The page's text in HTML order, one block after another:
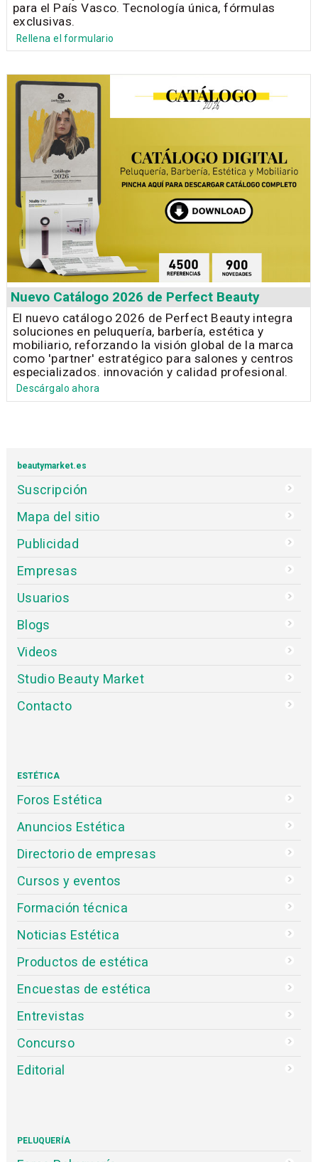
para el País Vasco. Tecnología única, fórmulas
exclusivas.
Rellena el formulario
Nuevo Catálogo 2026 de Perfect Beauty
El nuevo catálogo 2026 de Perfect Beauty integra
soluciones en peluquería, barbería, estética y
mobiliario, reforzando la visión global de la marca
como 'partner' estratégico para salones y centros
especializados. innovación y calidad profesional.
Descárgalo ahora
beautymarket.es
Suscripción
Mapa del sitio
Publicidad
Empresas
Usuarios
Blogs
Videos
Studio Beauty Market
Contacto
ESTÉTICA
Foros Estética
Anuncios Estética
Directorio de empresas
Cursos y eventos
Formación técnica
Noticias Estética
Productos de estética
Encuestas de estética
Entrevistas
Concurso
Editorial
PELUQUERÍA